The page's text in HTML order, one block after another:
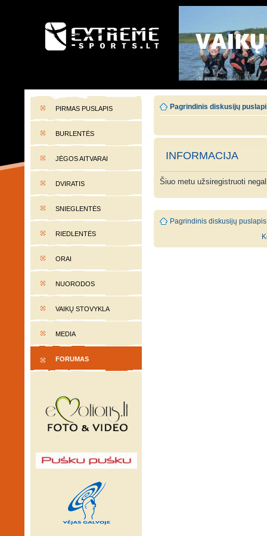
EXTREME-SPORTS.LT
PIRMAS PUSLAPIS
BURLENTĖS
JĖGOS AITVARAI
DVIRATIS
SNIEGLENTĖS
RIEDLENTĖS
ORAI
NUORODOS
VAIKŲ STOVYKLA
MEDIA
FORUMAS
Pagrindinis diskusijų
INFORMACIJA
Šiuo metu užsiregistruoti
Pagrindinis diskusijų puslapis